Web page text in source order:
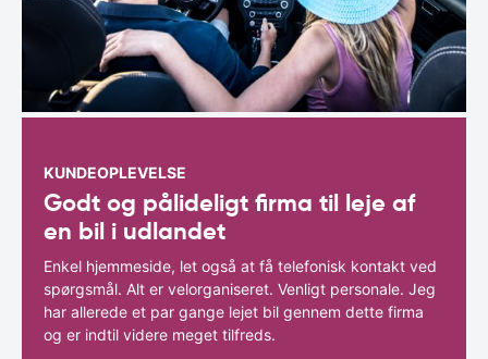
KUNDEOPLEVELSE
Godt og pålideligt firma til leje af
en bil i udlandet
Enkel hjemmeside, let også at få telefonisk kontakt ved
spørgsmål. Alt er velorganiseret. Venligt personale. Jeg
har allerede et par gange lejet bil gennem dette firma
og er indtil videre meget tilfreds.